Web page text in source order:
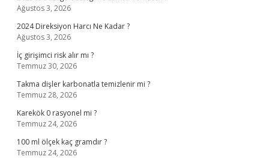
Ağustos 3, 2026
2024 Direksiyon Harcı Ne Kadar ?
Ağustos 3, 2026
İç girişimci risk alır mı ?
Temmuz 30, 2026
Takma dişler karbonatla temizlenir mi ?
Temmuz 28, 2026
Karekök 0 rasyonel mi ?
Temmuz 24, 2026
100 ml ölçek kaç gramdır ?
Temmuz 24, 2026